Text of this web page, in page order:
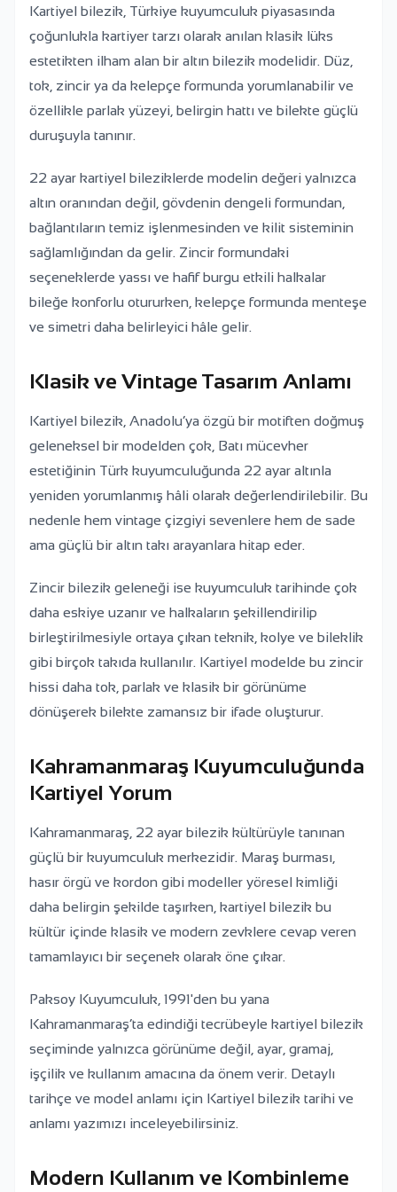
Kartiyel bilezik, Türkiye kuyumculuk piyasasında
çoğunlukla kartiyer tarzı olarak anılan klasik lüks
estetikten ilham alan bir altın bilezik modelidir. Düz,
tok, zincir ya da kelepçe formunda yorumlanabilir ve
özellikle parlak yüzeyi, belirgin hattı ve bilekte güçlü
duruşuyla tanınır.
22 ayar kartiyel bileziklerde modelin değeri yalnızca
altın oranından değil, gövdenin dengeli formundan,
bağlantıların temiz işlenmesinden ve kilit sisteminin
sağlamlığından da gelir. Zincir formundaki
seçeneklerde yassı ve hafif burgu etkili halkalar
bileğe konforlu otururken, kelepçe formunda menteşe
ve simetri daha belirleyici hâle gelir.
Klasik ve Vintage Tasarım Anlamı
Kartiyel bilezik, Anadolu’ya özgü bir motiften doğmuş
geleneksel bir modelden çok, Batı mücevher
estetiğinin Türk kuyumculuğunda 22 ayar altınla
yeniden yorumlanmış hâli olarak değerlendirilebilir. Bu
nedenle hem vintage çizgiyi sevenlere hem de sade
ama güçlü bir altın takı arayanlara hitap eder.
Zincir bilezik geleneği ise kuyumculuk tarihinde çok
daha eskiye uzanır ve halkaların şekillendirilip
birleştirilmesiyle ortaya çıkan teknik, kolye ve bileklik
gibi birçok takıda kullanılır. Kartiyel modelde bu zincir
hissi daha tok, parlak ve klasik bir görünüme
dönüşerek bilekte zamansız bir ifade oluşturur.
Kahramanmaraş Kuyumculuğunda
Kartiyel Yorum
Kahramanmaraş, 22 ayar bilezik kültürüyle tanınan
güçlü bir kuyumculuk merkezidir. Maraş burması,
hasır örgü ve kordon gibi modeller yöresel kimliği
daha belirgin şekilde taşırken, kartiyel bilezik bu
kültür içinde klasik ve modern zevklere cevap veren
tamamlayıcı bir seçenek olarak öne çıkar.
Paksoy Kuyumculuk, 1991'den bu yana
Kahramanmaraş’ta edindiği tecrübeyle kartiyel bilezik
seçiminde yalnızca görünüme değil, ayar, gramaj,
işçilik ve kullanım amacına da önem verir. Detaylı
tarihçe ve model anlamı için Kartiyel bilezik tarihi ve
anlamı yazımızı inceleyebilirsiniz.
Modern Kullanım ve Kombinleme